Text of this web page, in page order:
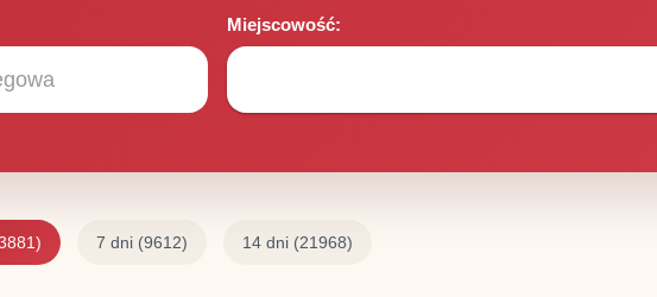
Miejscowość:
7 dni (9612) 14 dni (21968)